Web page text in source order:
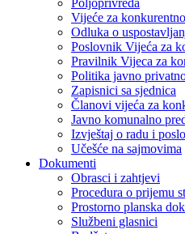
Poljoprivreda
Vijeće za
Odluka o
Poslovnik Vijeća za
Pravilnik Vijeca za
Politika javno
Zapisnici sa sjednica
Članovi vijeća za
Javno komunalno
Izvještaj o radu i
Učešće na sajmovima
Dokumenti
Obrasci i zahtjevi
Procedura o prijemu
Prostorno planska
Službeni glasnici